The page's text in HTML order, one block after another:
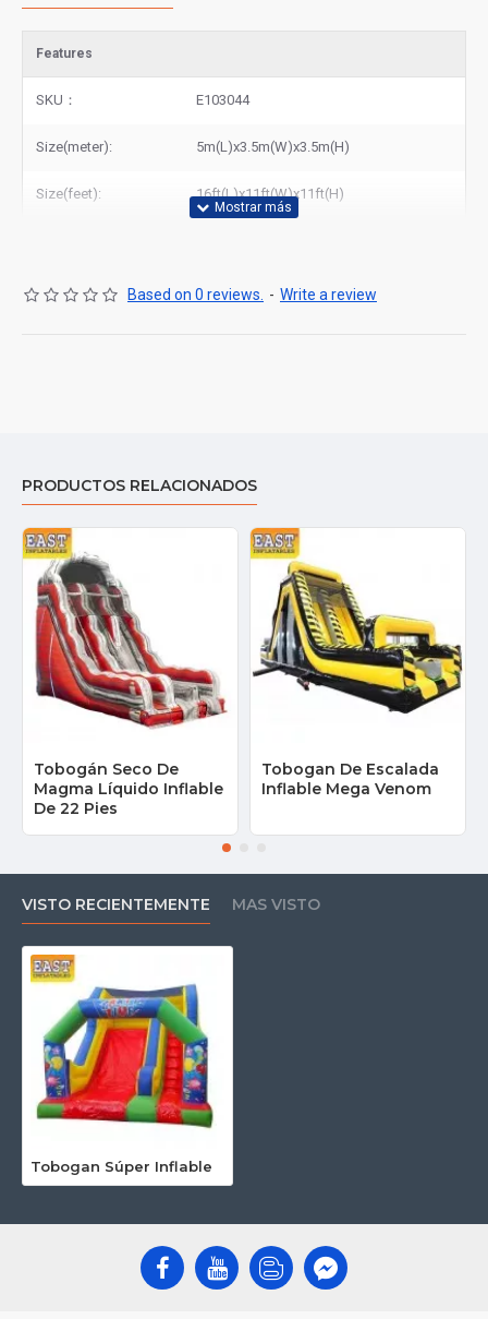
Features
SKU： E103044
Size(meter): 5m(L)x3.5m(W)x3.5m(H)
Size(feet): 16ft(L)x11ft(W)x11ft(H)
Based on 0 reviews. - Write a review
PRODUCTOS RELACIONADOS
Tobogán Seco De
Magma Líquido Inflable
De 22 Pies
Tobogan De Escalada
Inflable Mega Venom
VISTO RECIENTEMENTE MAS VISTO
Tobogan Súper Inflable